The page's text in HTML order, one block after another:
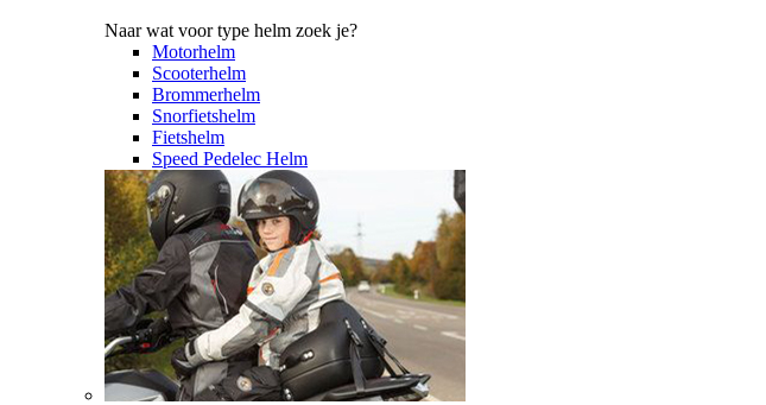
Naar wat voor type helm zoek je?
Motorhelm
Scooterhelm
Brommerhelm
Snorfietshelm
Fietshelm
Speed Pedelec Helm